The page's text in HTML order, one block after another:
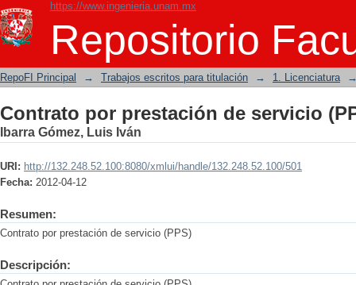
https://www.ingenieria.unam.mx
Repositorio
Contrato por prestación de servicio
RepoFI Principal → Trabajos escritos para titulación → 1. Licenciatura
Contrato por prestación de servicio
Ibarra Gómez, Luis Iván
URI: http://132.248.52.100:8080/xmlui/handle/132.248.52.100/501
Fecha: 2012-04-12
Resumen:
Contrato por prestación de servicio (PPS)
Descripción: